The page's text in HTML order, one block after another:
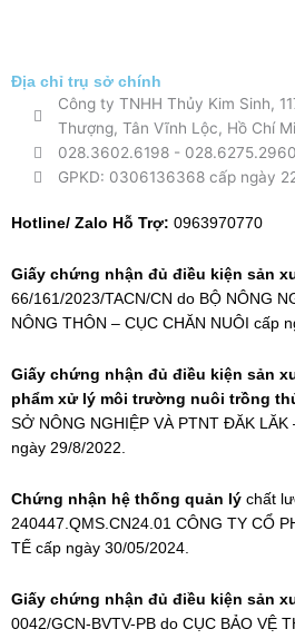
Địa chỉ trụ sở chính
Công ty TNHH Thủy Kim Sinh,
Thượng, Tân Vĩnh Lộc, Hồ Chí
028.3602.6198 - 028.6275.2960
GPKD: 0306136368 cấp ngày
Hotline/ Zalo Hỗ Trợ: 0963970770
Giấy chứng nhận đủ điều kiện sản
66/161/2023/TACN/CN do BỘ NÔNG
NÔNG THÔN – CỤC CHĂN NUÔI cấp
Giấy chứng nhận đủ điều kiện sản
phẩm xử lý môi trường nuôi trồng
SỞ NÔNG NGHIỆP VÀ PTNT ĐĂK LĂK
ngày 29/8/2022.
Chứng nhận hệ thống quản lý chất
240447.QMS.CN24.01 CÔNG TY CỔ
TẾ cấp ngày 30/05/2024.
Giấy chứng nhận đủ điều kiện sản
0042/GCN-BVTV-PB do CỤC BẢO VỆ